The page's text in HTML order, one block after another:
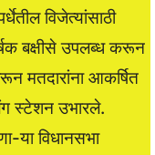
विजेत्यांसाठी
बक्षीसे उपलब्ध करून
मतदारांना आकर्षित
स्टेशन उभारले.
या विधानसभा